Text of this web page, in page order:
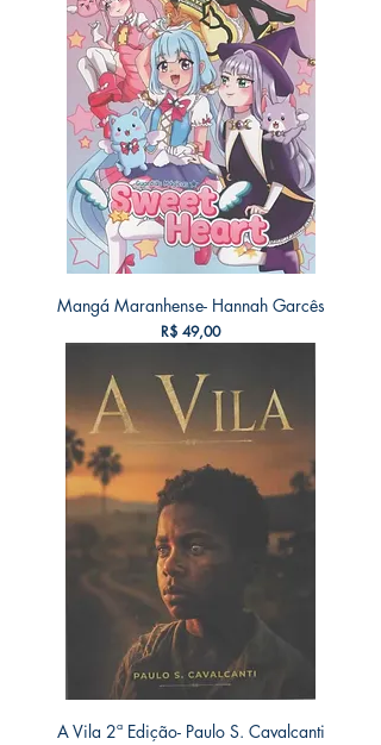
Mangá Maranhense- Hannah Garcês
Preço
R$ 49,00
A Vila 2ª Edição- Paulo S. Cavalcanti